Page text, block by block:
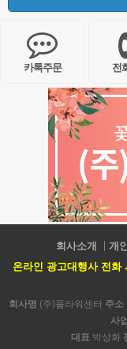
카톡주문 전
회사소개 개
온라인 광고대행사 전화
회사명 (주)플라워센터 주소
사
대표 박상화